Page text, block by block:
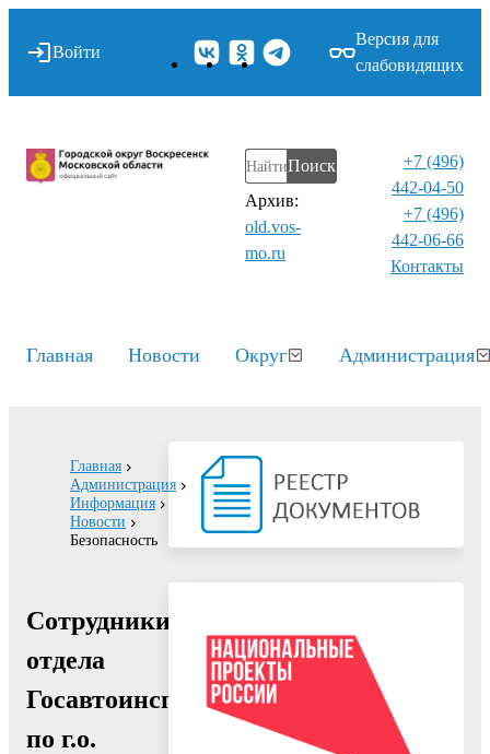
Войти
Версия для
слабовидящих
Поиск
Архив:
old.vos-
mo.ru
+7 (496)
442-04-50
+7 (496)
442-06-66
Контакты⁠
Главная Новости Округ Администрация
Главная
Администрация
Информация
Новости
Безопасность
Сотрудники
отдела
Госавтоинспекции
по г.о.